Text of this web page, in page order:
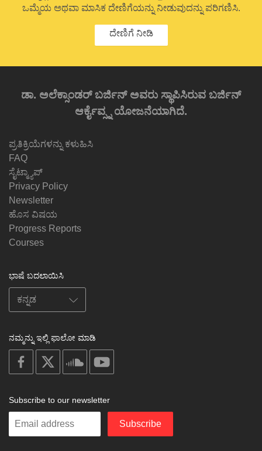
ಒಮ್ಮೆಯ ಅಥವಾ ಮಾಸಿಕ ದೇಣಿಗೆಯನ್ನು ನೀಡುವುದನ್ನು ಪರಿಗಣಿಸಿ.
ದೇಣಿಗೆ ನೀಡಿ
ಡಾ. ಅಲೆಕ್ಸಾಂಡರ್ ಬರ್ಜಿನ್ ಅವರು ಸ್ಥಾಪಿಸಿರುವ ಬರ್ಜಿನ್
ಆರ್ಕೈವ್ಸ್ನ ಯೋಜನೆಯಾಗಿದೆ.
ಪ್ರತಿಕ್ರಿಯೆಗಳನ್ನು ಕಳುಹಿಸಿ
FAQ
ಸೈಟ್ಮ್ಯಾಪ್
Privacy Policy
Newsletter
ಹೊಸ ವಿಷಯ
Progress Reports
Courses
ಭಾಷೆ ಬದಲಾಯಿಸಿ
ನಮ್ಮನ್ನು ಇಲ್ಲಿ ಫಾಲೋ ಮಾಡಿ
on
facebook
soundcloud
Subscribe to our newsletter
Enter
Subscribe